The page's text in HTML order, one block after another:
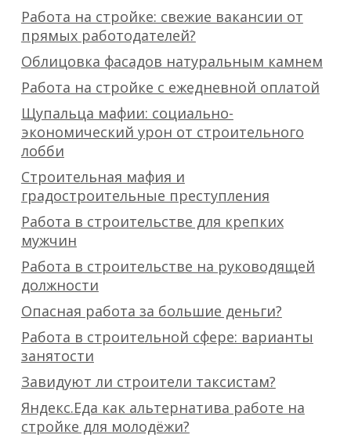
Работа на стройке: свежие вакансии от
прямых работодателей?
Облицовка фасадов натуральным камнем
Работа на стройке с ежедневной оплатой
Щупальца мафии: социально-
экономический урон от строительного
лобби
Строительная мафия и
градостроительные преступления
Работа в строительстве для крепких
мужчин
Работа в строительстве на руководящей
должности
Опасная работа за большие деньги?
Работа в строительной сфере: варианты
занятости
Завидуют ли строители таксистам?
Яндекс.Еда как альтернатива работе на
стройке для молодёжи?